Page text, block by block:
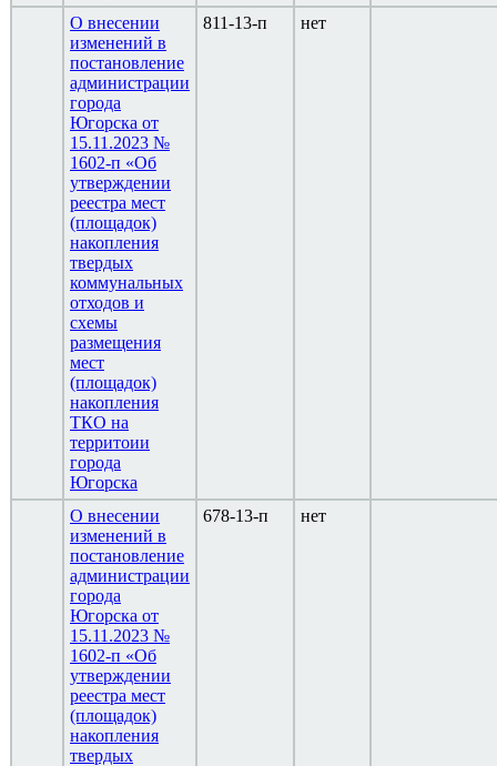
О внесении
изменений в
постановление
администрации
города
Югорска от
15.11.2023 №
1602-п «Об
утверждении
реестра мест
(площадок)
накопления
твердых
коммунальных
отходов и
схемы
размещения
мест
(площадок)
накопления
ТКО на
территоии
города
Югорска
811-13-п нет
О внесении
изменений в
постановление
администрации
города
Югорска от
15.11.2023 №
1602-п «Об
утверждении
реестра мест
(площадок)
накопления
твердых
678-13-п нет